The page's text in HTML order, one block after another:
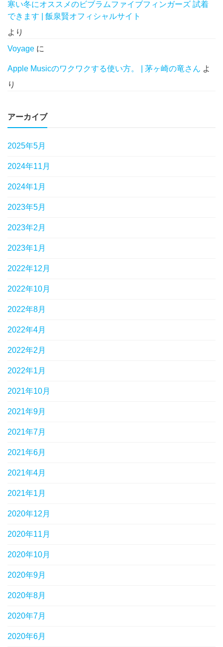
寒い冬にオススメのビブラムファイブフィンガーズ 試着
できます | 飯泉賢オフィシャルサイト
より
Voyage に
Apple Musicのワクワクする使い方。 | 茅ヶ崎の竜さん よ
り
アーカイブ
2025年5月
2024年11月
2024年1月
2023年5月
2023年2月
2023年1月
2022年12月
2022年10月
2022年8月
2022年4月
2022年2月
2022年1月
2021年10月
2021年9月
2021年7月
2021年6月
2021年4月
2021年1月
2020年12月
2020年11月
2020年10月
2020年9月
2020年8月
2020年7月
2020年6月